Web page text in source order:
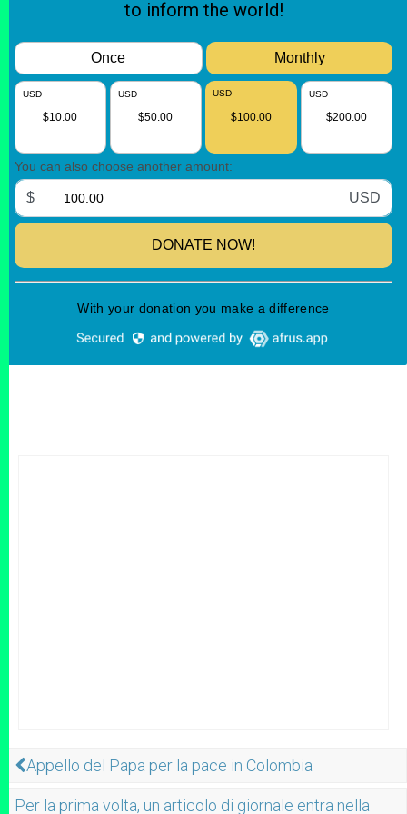
Appello del Papa per la pace in Colombia
Per la prima volta, un articolo di giornale entra nella